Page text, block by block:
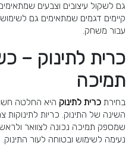
גם לשקול עיצובים וצבעים
קיימים דגמים שמתאימים גם
עבור משחק.
כרית לתינוק –
תמיכה
בחירת כרית לתינוק היא החלטה
השינה של התינוק. כריות לתינוקות
שמספק תמיכה נכונה לצוואר
נעימה לשימוש ובטוחה לעור